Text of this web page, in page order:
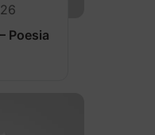
Poesia